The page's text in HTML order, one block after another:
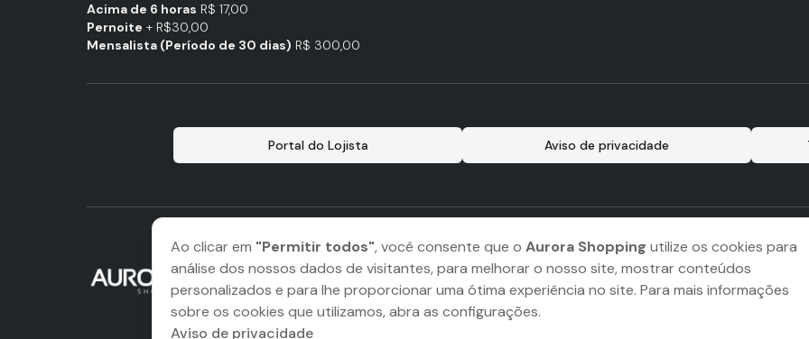
Ao clicar em "Permitir todos", você consente que o Aurora Shopping utilize os cookies para
análise dos nossos dados de visitantes, para melhorar o nosso site, mostrar conteúdos
personalizados e para lhe proporcionar uma ótima experiência no site. Para mais informações
sobre os cookies que utilizamos, abra as configurações.
Aviso de privacidade
Acima de 6 horas R$ 17,00
Pernoite + R$30,00
Mensalista (Período de 30 dias) R$ 300,00
Portal do Lojista Aviso de privacidade